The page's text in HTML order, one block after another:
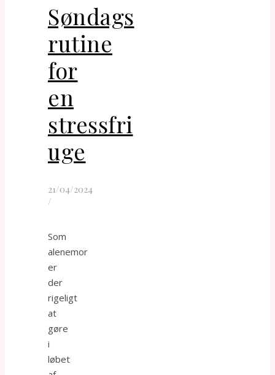
Søndags
rutine
for
en
stressfri
uge
21/04/2024
/
Som
alenemor
er
der
rigeligt
at
gøre
i
løbet